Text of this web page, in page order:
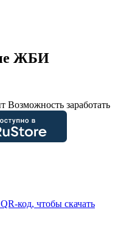
ЖБИ
Возможность заработать
код, чтобы скачать